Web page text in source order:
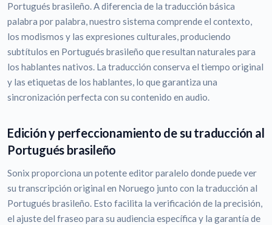
Portugués brasileño. A diferencia de la traducción básica
palabra por palabra, nuestro sistema comprende el contexto,
los modismos y las expresiones culturales, produciendo
subtítulos en Portugués brasileño que resultan naturales para
los hablantes nativos. La traducción conserva el tiempo original
y las etiquetas de los hablantes, lo que garantiza una
sincronización perfecta con su contenido en audio.
Edición y perfeccionamiento de su traducción al
Portugués brasileño
Sonix proporciona un potente editor paralelo donde puede ver
su transcripción original en Noruego junto con la traducción al
Portugués brasileño. Esto facilita la verificación de la precisión,
el ajuste del fraseo para su audiencia específica y la garantía de